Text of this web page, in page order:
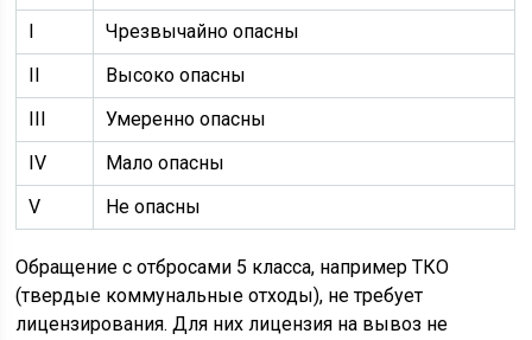
I
Чрезвычайно опасны
II
Высоко опасны
III
Умеренно опасны
IV
Мало опасны
V
Не опасны
Обращение с отбросами 5 класса, например ТКО
(твердые коммунальные отходы), не требует
лицензирования. Для них лицензия на вывоз не